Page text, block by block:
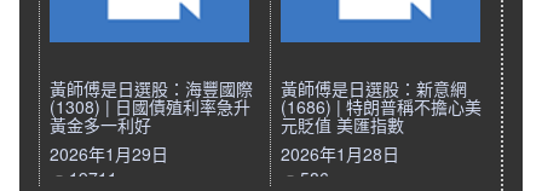
黃師傅是日選股：海豐國際
(1308) | 日國債殖利率急升
黃金多一利好
2026年1月29日
19711
黃師傅是日選股：新意網
(1686) | 特朗普稱不擔心美
元貶值 美匯指數
2026年1月28日
586